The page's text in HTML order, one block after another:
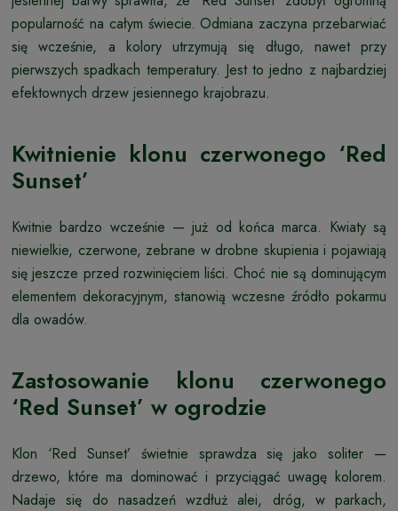
popularność na całym świecie. Odmiana zaczyna przebarwiać
się wcześnie, a kolory utrzymują się długo, nawet przy
pierwszych spadkach temperatury. Jest to jedno z najbardziej
efektownych drzew jesiennego krajobrazu.
Kwitnienie klonu czerwonego ‘Red
Sunset’
Kwitnie bardzo wcześnie — już od końca marca. Kwiaty są
niewielkie, czerwone, zebrane w drobne skupienia i pojawiają
się jeszcze przed rozwinięciem liści. Choć nie są dominującym
elementem dekoracyjnym, stanowią wczesne źródło pokarmu
dla owadów.
Zastosowanie klonu czerwonego
‘Red Sunset’ w ogrodzie
Klon ‘Red Sunset’ świetnie sprawdza się jako soliter —
drzewo, które ma dominować i przyciągać uwagę kolorem.
Nadaje się do nasadzeń wzdłuż alei, dróg, w parkach,